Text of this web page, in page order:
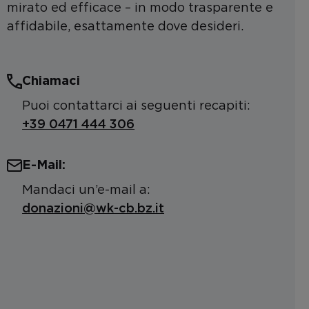
mirato ed efficace – in modo trasparente e
affidabile, esattamente dove desideri.
Chiamaci
Puoi contattarci ai seguenti recapiti:
+39 0471 444 306
E-Mail:
Mandaci un’e-mail a:
donazioni@wk-cb.bz.it